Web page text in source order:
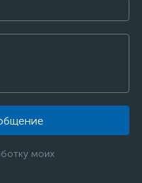
моих